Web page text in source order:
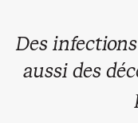
Des
aussi des